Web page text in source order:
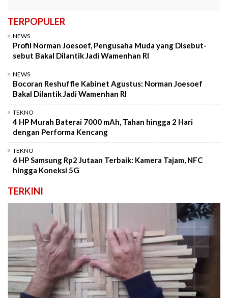
TERPOPULER
NEWS
Profil Norman Joesoef, Pengusaha Muda yang Disebut-
sebut Bakal Dilantik Jadi Wamenhan RI
NEWS
Bocoran Reshuffle Kabinet Agustus: Norman Joesoef
Bakal Dilantik Jadi Wamenhan RI
TEKNO
4 HP Murah Baterai 7000 mAh, Tahan hingga 2 Hari
dengan Performa Kencang
TEKNO
6 HP Samsung Rp2 Jutaan Terbaik: Kamera Tajam, NFC
hingga Koneksi 5G
TERKINI